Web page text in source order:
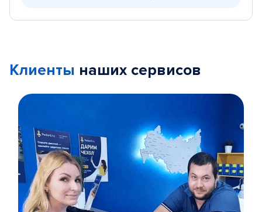
Клиенты наших сервисов